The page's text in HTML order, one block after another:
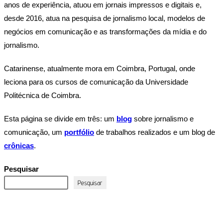
anos de experiência, atuou em jornais impressos e digitais e,
desde 2016, atua na pesquisa de jornalismo local, modelos de
negócios em comunicação e as transformações da mídia e do
jornalismo.
Catarinense, atualmente mora em Coimbra, Portugal, onde
leciona para os cursos de comunicação da Universidade
Politécnica de Coimbra.
Esta página se divide em três: um blog sobre jornalismo e
comunicação, um portfólio de trabalhos realizados e um blog de
crônicas.
Pesquisar
Pesquisar